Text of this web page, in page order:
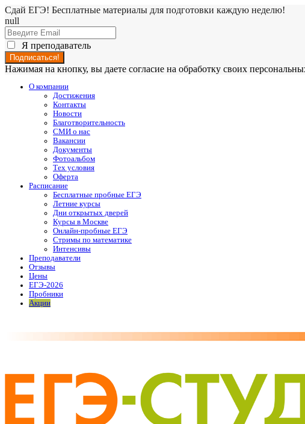
Сдай ЕГЭ! Бесплатные материалы для подготовки каждую неделю!
null
Я преподаватель
Нажимая на кнопку, вы даете согласие на обработку своих
О компании
Достижения
Контакты
Новости
Благотворительность
СМИ о нас
Вакансии
Документы
Фотоальбом
Тех условия
Оферта
Расписание
Бесплатные пробные ЕГЭ
Летние курсы
Дни открытых дверей
Курсы в Москве
Онлайн-пробные ЕГЭ
Стримы по математике
Интенсивы
Преподаватели
Отзывы
Цены
ЕГЭ-2026
Пробники
Акции